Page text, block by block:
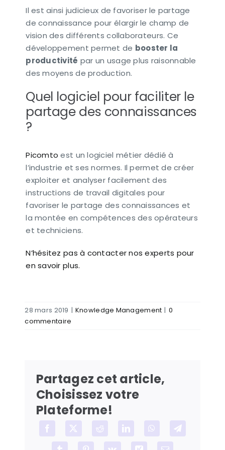
Il est ainsi judicieux de favoriser le partage
de connaissance pour élargir le champ de
vision des différents collaborateurs. Ce
développement permet de booster la
productivité par un usage plus raisonnable
des moyens de production.
Quel logiciel pour faciliter le
partage des connaissances
?
Picomto est un logiciel métier dédié à
l’industrie et ses normes. Il permet de créer
exploiter et analyser facilement des
instructions de travail digitales pour
favoriser le partage des connaissances et
la montée en compétences des opérateurs
et techniciens.
N’hésitez pas à contacter nos experts pour
en savoir plus.
28 mars 2019 | Knowledge Management | 0
commentaire
Partagez cet article,
Choisissez votre
Plateforme!
Facebook Reddit LinkedIn WhatsAppTelegram